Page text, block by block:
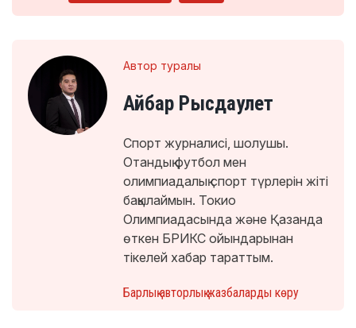
Автор туралы
Айбар Рысдаулет
Спорт журналисі, шолушы.
Отандық футбол мен
олимпиадалық спорт түрлерін жіті
бақылаймын. Токио
Олимпиадасында және Қазанда
өткен БРИКС ойындарынан
тікелей хабар тараттым.
Барлық авторлық жазбаларды көру